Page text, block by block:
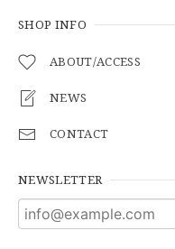
SHOP INFO
ABOUT/ACCESS
NEWS
CONTACT
NEWSLETTER